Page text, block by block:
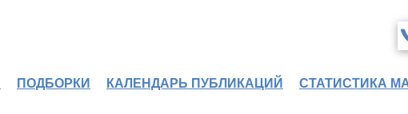
ПОДБОРКИ КАЛЕНДАРЬ ПУБЛИКАЦИЙ СТАТИСТИКА